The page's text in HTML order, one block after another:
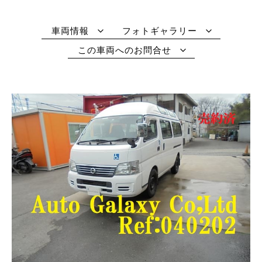
車両情報
フォトギャラリー
この車両へのお問合せ